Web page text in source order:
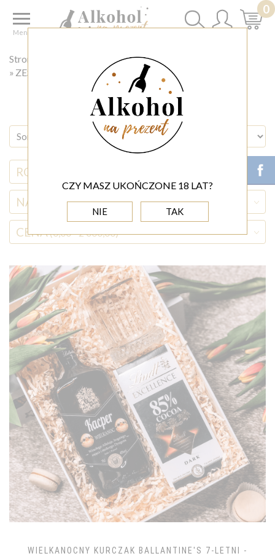
CZY MASZ UKOŃCZONE 18 LAT?
NIE TAK
0
Menu
Strona główna
ZESTAWY PREZENTOWE
ZESTAWY PREZENTOWE NA WIELKANOC
RODZAJ ALKOHOLU
NAZWA ALKOHOLU
CENA(0,00 - 2 000,00)
WIELKANOCNY KURCZAK BALLANTINE'S 7-LETNI -